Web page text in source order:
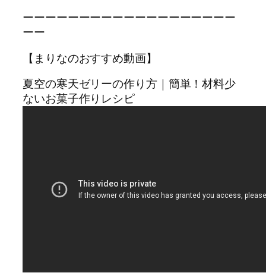
ーーーーーーーーーーーーーーーーーーー
ーー
【まりなのおすすめ動画】
夏空の寒天ゼリーの作り方｜簡単！材料少
ないお菓子作りレシピ